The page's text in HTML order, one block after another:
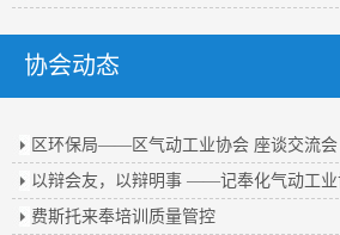
协会动态
区环保局——区气动工业协会 座谈交流会
费斯托来奉培训质量管控